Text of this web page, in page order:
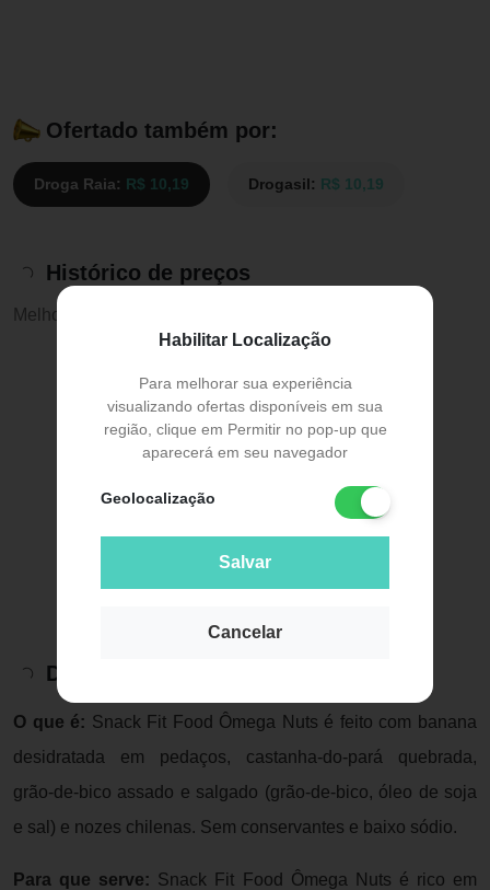
Habilitar Localização
Para melhorar sua experiência
visualizando ofertas disponíveis em sua
região, clique em Permitir no pop-up que
aparecerá em seu navegador
Geolocalização
Salvar
Cancelar
Ofertado também por:
Droga Raia: R$ 10,19 Drogasil: R$ 10,19
Histórico de preços
Melhor preço:
Descrição do Produto
O que é: Snack Fit Food Ômega Nuts é feito com banana
desidratada em pedaços, castanha-do-pará quebrada,
grão-de-bico assado e salgado (grão-de-bico, óleo de soja
e sal) e nozes chilenas. Sem conservantes e baixo sódio.
Para que serve: Snack Fit Food Ômega Nuts é rico em